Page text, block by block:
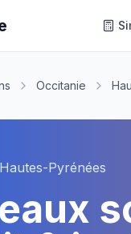
Occitanie
Hautes-Pyrénées